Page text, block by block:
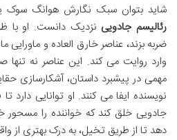
شاید بتوان سبک نگارش هوانگ سوک
رئالیسم جادویی نزدیک دانست. او با
ضربه بزند، عناصر خارق العاده و ماورایی
وارد روایت می کند. این عناصر نه تنها
مهمی در پیشبرد داستان، آشکارسازی
نویسنده ایفا می کنند. او توانایی
جادویی خلق کند که خواننده را مسحور
دهد تا از طریق تخیل، به درک بهتری از